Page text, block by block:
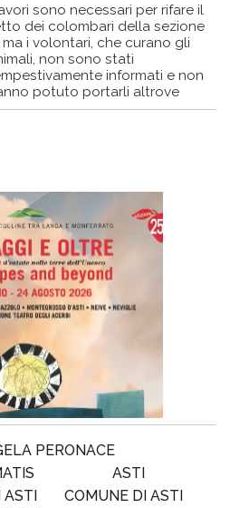
sono necessari per rifare il
dei colombari della sezione
ma i volontari, che curano gli
non sono stati
informati e non
potuto portarli altrove
PERONACE
ASTI
ASTI
COMUNE DI ASTI